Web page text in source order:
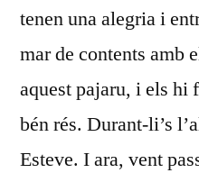
tenen una alegria i
mar de contents amb
aquest pajaru, i els hi
bén rés. Durant-li’s
Esteve. I ara, vent